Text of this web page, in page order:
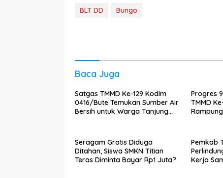
BLT DD Bungo
Baca Juga
Satgas TMMD Ke-129 Kodim
0416/Bute Temukan Sumber Air
Bersih untuk Warga Tanjung
Progres
TMMD
Seragam Gratis Diduga
Ditahan, Siswa SMKN Titian
Teras Diminta Bayar Rp1 Juta?
Pemkab
Kerja